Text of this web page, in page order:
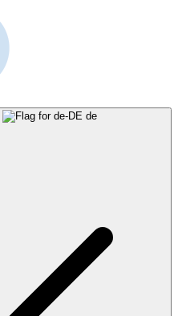
de